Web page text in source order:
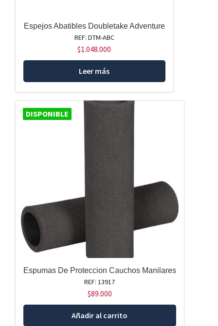
Espejos Abatibles Doubletake Adventure
REF: DTM-ABC
$1.048.000
Leer más
DISPONIBLE
Espumas De Proteccion Cauchos Manilares
REF: 13917
$89.000
Añadir al carrito